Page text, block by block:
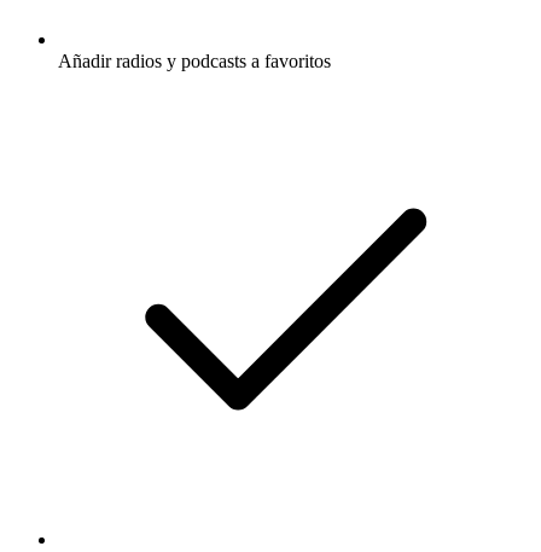
Añadir radios y podcasts a favoritos